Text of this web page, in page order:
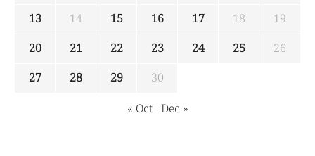
13
14 15 16 17 18
19
20
21 22 23 24 25
26
27
28 29
30
« Oct Dec »